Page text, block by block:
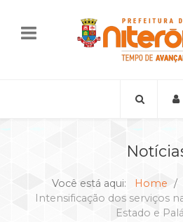
Você está aqui: Home
Intensificação dos serviços
Estado e